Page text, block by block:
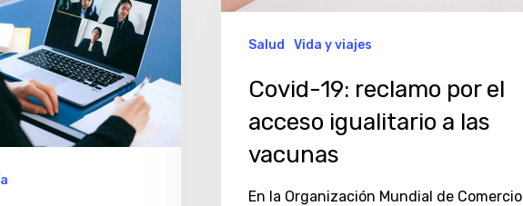
Salud Vida y viajes
Covid-19: reclamo por el
acceso igualitario a las
vacunas
En la Organización Mundial de Comercio